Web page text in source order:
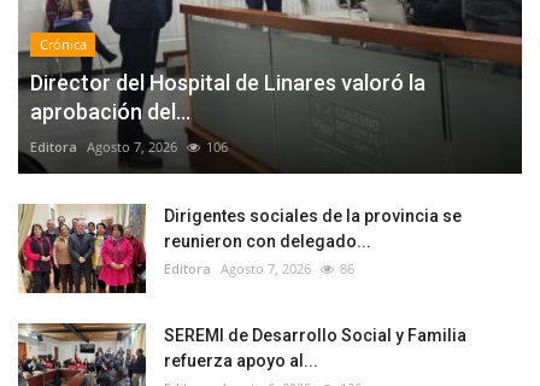
Crónica
Director del Hospital de Linares valoró la
aprobación del...
Editora Agosto 7, 2026 106
Dirigentes sociales de la provincia se
reunieron con delegado...
Editora Agosto 7, 2026 86
SEREMI de Desarrollo Social y Familia
refuerza apoyo al...